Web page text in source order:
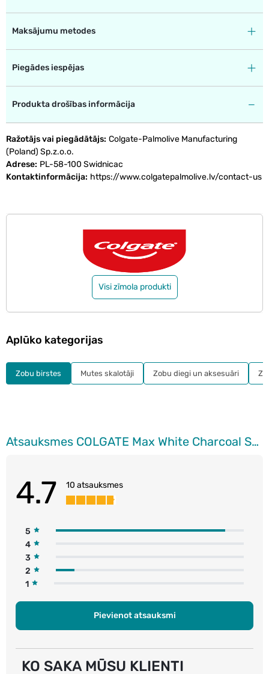
Maksājumu metodes
Piegādes iespējas
Produkta drošības informācija
Ražotājs vai piegādātājs Colgate-Palmolive Manufacturing
(Poland) Sp.z.o.o.
Adrese PL-58-100 Swidnicac
Kontaktinformācija https://www.colgatepalmolive.lv/contact-us
Visi zīmola produkti
Atsauksmes COLGATE Max White Charcoal Soft zobu birste, 2gab.
4.7 10 atsauksmes
5
4
3
2
1
Pievienot atsauksmi
KO SAKA MŪSU KLIENTI
Aplūko kategorijas
Zobu birstes Mutes skalotāji Zobu diegi un aksesuāri